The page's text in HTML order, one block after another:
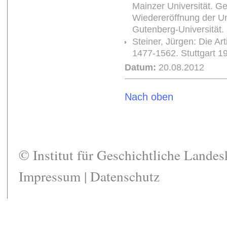
Mainzer Universität.
Wiedereröffnung der
Gutenberg-
Steiner, Jürgen: Die
1477-1562. Stuttgart
Datum: 20.08.2012
Nach oben
© Institut für Geschichtliche
Impressum |Datenschutz